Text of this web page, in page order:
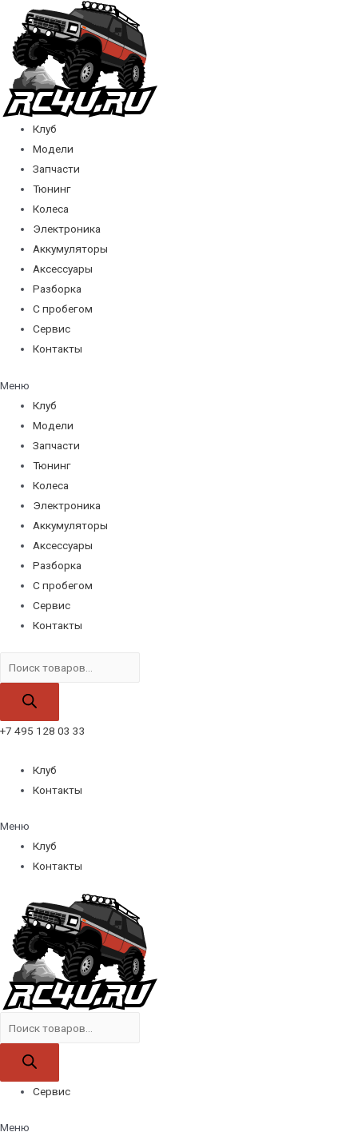
Перейти
содержимому
Клуб
Модели
Запчасти
Тюнинг
Колеса
Электроника
Аккумуляторы
Аксессуары
Разборка
С пробегом
Сервис
Контакты
Меню
Клуб
Модели
Запчасти
Тюнинг
Колеса
Электроника
Аккумуляторы
Аксессуары
Разборка
С пробегом
Сервис
Контакты
товаров
+7 495 128 03 33
Клуб
Контакты
Меню
Клуб
Контакты
товаров
Сервис
Меню